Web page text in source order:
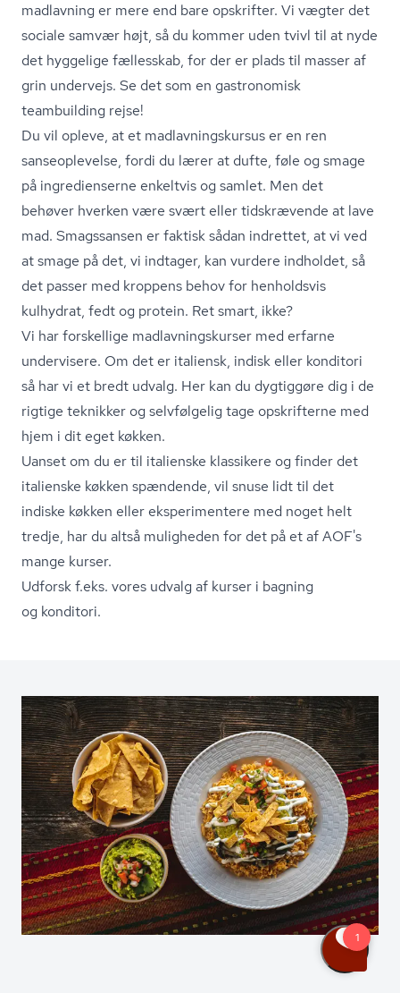
madlavning er mere end bare opskrifter. Vi vægter det
sociale samvær højt, så du kommer uden tvivl til at nyde
det hyggelige fællesskab, for der er plads til masser af
grin undervejs. Se det som en gastronomisk
teambuilding rejse!
Du vil opleve, at et mad­lav­nings­kur­sus er en ren
sanseoplevelse, fordi du lærer at dufte, føle og smage
på ingredienserne enkeltvis og samlet. Men det
behøver hverken være svært eller tidskrævende at lave
mad. Smagssansen er faktisk sådan indrettet, at vi ved
at smage på det, vi indtager, kan vurdere indholdet, så
det passer med kroppens behov for henholdsvis
kulhydrat, fedt og protein. Ret smart, ikke?
Vi har forskellige mad­lav­nings­kur­ser med erfarne
undervisere. Om det er italiensk, indisk eller konditori
så har vi et bredt udvalg. Her kan du dygtiggøre dig i de
rigtige teknikker og selvfølgelig tage opskrifterne med
hjem i dit eget køkken.
Uanset om du er til italienske klassikere og finder det
italienske køkken spændende, vil snuse lidt til det
indiske køkken eller eksperimentere med noget helt
tredje, har du altså muligheden for det på et af AOF's
mange kurser.
Udforsk f.eks. vores udvalg af kurser i bagning
og konditori.